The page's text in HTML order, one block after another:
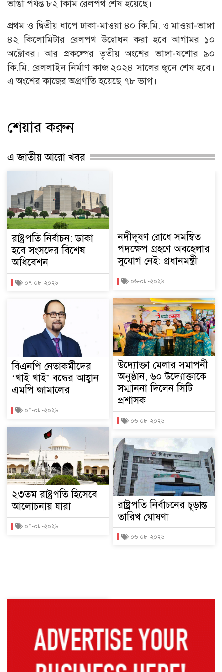
ভাঙা পর্যন্ত ৮২ কিমি রেলপথ শেষ হয়েছে।
প্রথম ও দ্বিতীয় ধাপে ঢাকা-মাওয়া ৪০ কি.মি. ও মাওয়া-ভাঙ্গা
৪২ কিলোমিটার রেলপথ উদ্বোধন করা হবে আগামর ১০
অক্টোবর। আর প্রকল্পের তৃতীয় অংশের ভাঙ্গা-যশোর ৯০
কি.মি. রেললাইন নির্মাণ কাজ ২০২৪ সালের জুনে শেষ হবে।
এ অংশের কাজের অগ্রগতি হয়েছে ৭৮ ভাগ।
শেয়ার করুন
এ জাতীয় আরো খবর
রাষ্ট্রপতি নির্বাচন: ডাকা
হবে সংসদের বিশেষ
অধিবেশন
০৭-০৮-২০২৬
বিএনপি নেতাকর্মীদের
‘খাই খাই’ বন্ধের আহ্বান
এমপি জামালের
০৭-০৮-২০২৬
২৩তম রাষ্ট্রপতি হিসেবে
আলোচনায় যারা
০৭-০৮-২০২৬
নদীদূষণ রোধে সমন্বিত
পদক্ষেপ গ্রহণে অবহেলার
সুযোগ নেই: প্রধানমন্ত্রী
০৬-০৮-২০২৬
উদ্যোক্তা মেলার সমাপনী
অনুষ্ঠান, ৬০ উদ্যোক্তাকে
সম্মাননা দিলেন সিটি
প্রশাসক
০৬-০৮-২০২৬
রাষ্ট্রপতি নির্বাচনের চূড়ান্ত
তারিখ ঘোষণা
০৬-০৮-২০২৬